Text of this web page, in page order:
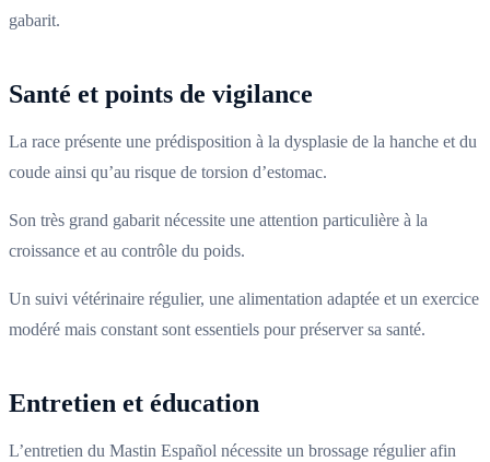
gabarit.
Santé et points de vigilance
La race présente une prédisposition à la dysplasie de la hanche et du
coude ainsi qu’au risque de torsion d’estomac.
Son très grand gabarit nécessite une attention particulière à la
croissance et au contrôle du poids.
Un suivi vétérinaire régulier, une alimentation adaptée et un exercice
modéré mais constant sont essentiels pour préserver sa santé.
Entretien et éducation
L’entretien du Mastin Español nécessite un brossage régulier afin